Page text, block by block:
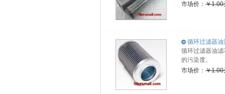
市场价： ￥1.00
循环过滤器
循环过滤器油
的污染度。
市场价： ￥1.00